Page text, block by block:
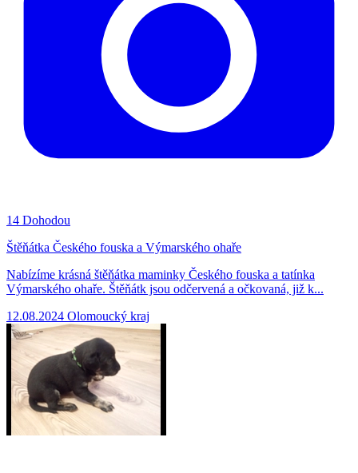
14 Dohodou
Štěňátka Českého fouska a Výmarského ohaře
Nabízíme krásná štěňátka maminky Českého fouska a tatínka
Výmarského ohaře. Štěňátk jsou odčervená a očkovaná, již k...
12.08.2024 Olomoucký kraj